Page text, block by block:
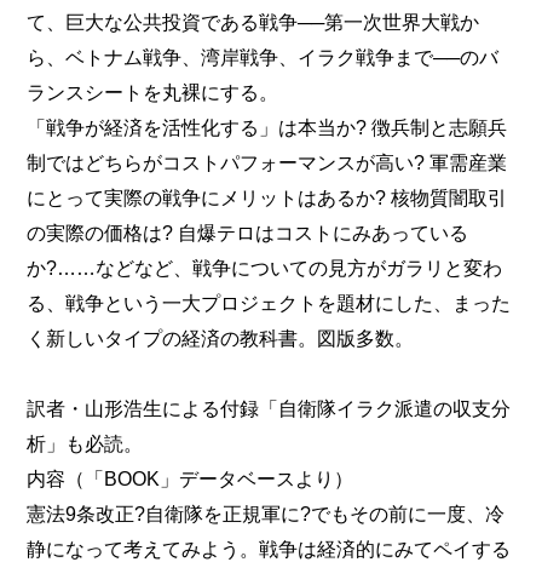
て、巨大な公共投資である戦争──第一次世界大戦か
ら、ベトナム戦争、湾岸戦争、イラク戦争まで──のバ
ランスシートを丸裸にする。
「戦争が経済を活性化する」は本当か? 徴兵制と志願兵
制ではどちらがコストパフォーマンスが高い? 軍需産業
にとって実際の戦争にメリットはあるか? 核物質闇取引
の実際の価格は? 自爆テロはコストにみあっている
か?……などなど、戦争についての見方がガラリと変わ
る、戦争という一大プロジェクトを題材にした、まった
く新しいタイプの経済の教科書。図版多数。
訳者・山形浩生による付録「自衛隊イラク派遣の収支分
析」も必読。
内容（「BOOK」データベースより）
憲法9条改正?自衛隊を正規軍に?でもその前に一度、冷
静になって考えてみよう。戦争は経済的にみてペイする